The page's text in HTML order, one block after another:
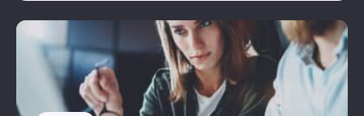
Réinitialiser les filtres
Valider ma sélection